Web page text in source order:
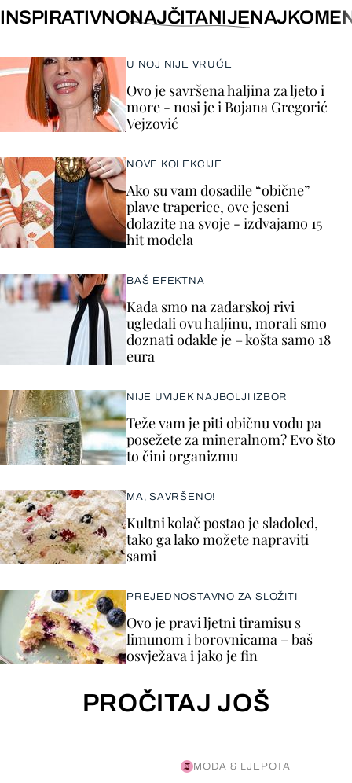
INSPIRATIVNONAJČITANIJE
U NOJ NIJE VRUĆE
Ovo je savršena haljina za ljeto i
more - nosi je i Bojana Gregorić
Vejzović
NOVE KOLEKCIJE
Ako su vam dosadile “obične”
plave traperice, ove jeseni
dolazite na svoje - izdvajamo 15
hit modela
BAŠ EFEKTNA
Kada smo na zadarskoj rivi
ugledali ovu haljinu, morali smo
doznati odakle je – košta samo 18
eura
NIJE UVIJEK NAJBOLJI IZBOR
Teže vam je piti običnu vodu pa
posežete za mineralnom? Evo što
to čini organizmu
MA, SAVRŠENO!
Kultni kolač postao je sladoled,
tako ga lako možete napraviti
sami
PREJEDNOSTAVNO ZA SLOŽITI
Ovo je pravi ljetni tiramisu s
limunom i borovnicama – baš
osvježava i jako je fin
PROČITAJ JOŠ
MODA & LJEPOTA